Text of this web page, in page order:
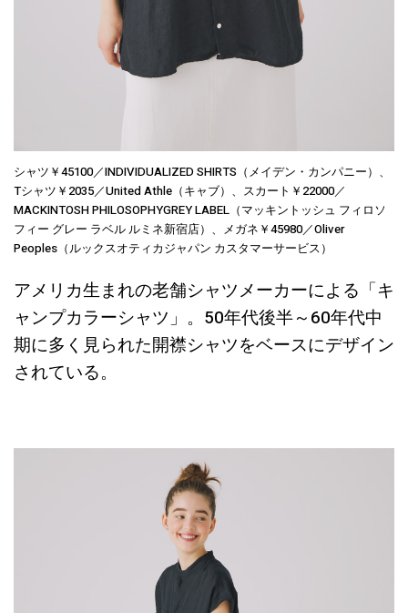
シャツ￥45100／INDIVIDUALIZED SHIRTS（メイデン・カンパニー）、
Tシャツ￥2035／United Athle（キャブ）、スカート￥22000／
MACKINTOSH PHILOSOPHYGREY LABEL（マッキントッシュ フィロソ
フィー グレー ラベル ルミネ新宿店）、メガネ￥45980／Oliver
Peoples（ルックスオティカジャパン カスタマーサービス）
アメリカ生まれの老舗シャツメーカーによる「キ
ャンプカラーシャツ」。50年代後半～60年代中
期に多く見られた開襟シャツをベースにデザイン
されている。